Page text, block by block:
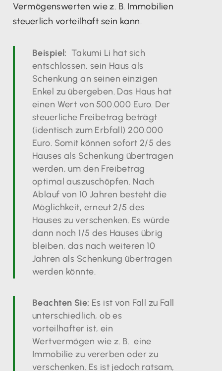
Vermögenswerten wie z. B. Immobilien
steuerlich vorteilhaft sein kann.
Beispiel: Takumi Li hat sich
entschlossen, sein Haus als
Schenkung an seinen einzigen
Enkel zu übergeben. Das Haus hat
einen Wert von 500.000 Euro. Der
steuerliche Freibetrag beträgt
(identisch zum Erbfall) 200.000
Euro. Somit können sofort 2/5 des
Hauses als Schenkung übertragen
werden, um den Freibetrag
optimal auszuschöpfen. Nach
Ablauf von 10 Jahren besteht die
Möglichkeit, erneut 2/5 des
Hauses zu verschenken. Es würde
dann noch 1/5 des Hauses übrig
bleiben, das nach weiteren 10
Jahren als Schenkung übertragen
werden könnte.
Beachten Sie: Es ist von Fall zu Fall
unterschiedlich, ob es
vorteilhafter ist, ein
Wertvermögen wie z. B. eine
Immobilie zu vererben oder zu
verschenken. Es ist jedoch ratsam,